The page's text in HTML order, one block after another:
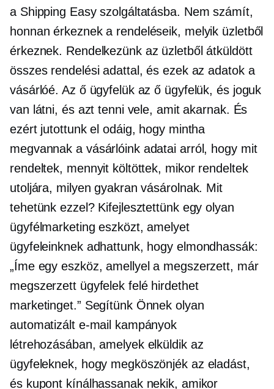
a Shipping Easy szolgáltatásba. Nem számít,
honnan érkeznek a rendeléseik, melyik üzletből
érkeznek. Rendelkezünk az üzletből átküldött
összes rendelési adattal, és ezek az adatok a
vásárlóé. Az ő ügyfelük az ő ügyfelük, és joguk
van látni, és azt tenni vele, amit akarnak. És
ezért jutottunk el odáig, hogy mintha
megvannak a vásárlóink ​​adatai arról, hogy mit
rendeltek, mennyit költöttek, mikor rendeltek
utoljára, milyen gyakran vásárolnak. Mit
tehetünk ezzel? Kifejlesztettünk egy olyan
ügyfélmarketing eszközt, amelyet
ügyfeleinknek adhattunk, hogy elmondhassák:
„Íme egy eszköz, amellyel a megszerzett, már
megszerzett ügyfelek felé hirdethet
marketinget.” Segítünk Önnek olyan
automatizált e-mail kampányok
létrehozásában, amelyek elküldik az
ügyfeleknek, hogy megköszönjék az eladást,
és kupont kínálhassanak nekik, amikor